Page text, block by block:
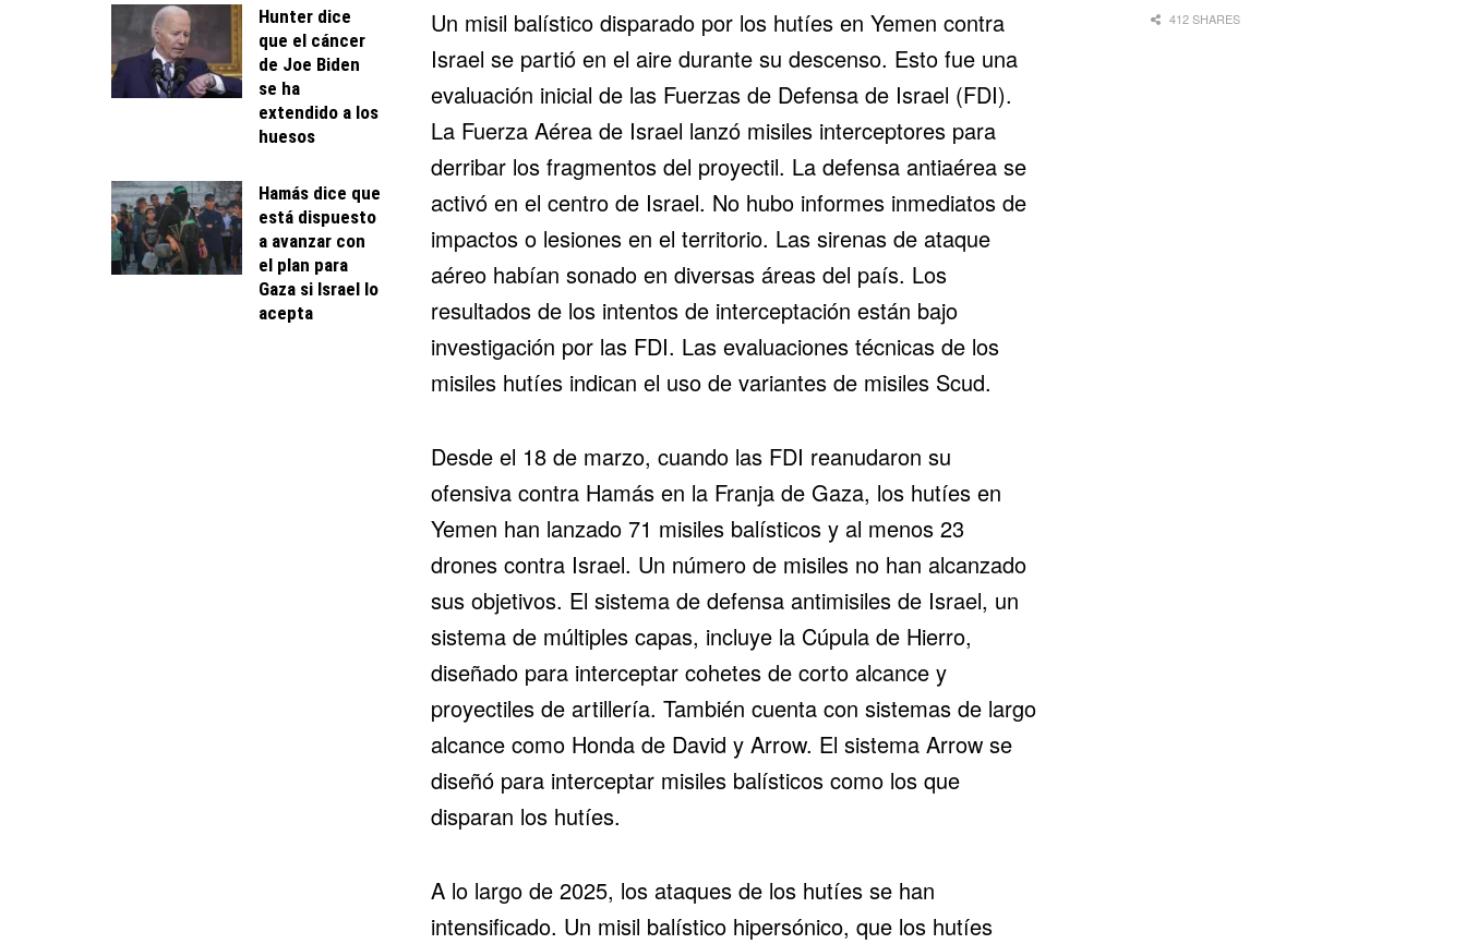
Un misil balístico disparado por los hutíes en Yemen contra
Israel se partió en el aire durante su descenso. Esto fue una
evaluación inicial de las Fuerzas de Defensa de Israel (FDI).
La Fuerza Aérea de Israel lanzó misiles interceptores para
derribar los fragmentos del proyectil. La defensa antiaérea se
activó en el centro de Israel. No hubo informes inmediatos de
impactos o lesiones en el territorio. Las sirenas de ataque
aéreo habían sonado en diversas áreas del país. Los
resultados de los intentos de interceptación están bajo
investigación por las FDI. Las evaluaciones técnicas de los
misiles hutíesindican el uso de variantes de misiles Scud.
Desde el 18 de marzo, cuando las FDI reanudaron su
ofensiva contra Hamás en la Franja de Gaza, los hutíes en
Yemen han lanzado 71 misiles balísticos y al menos 23
drones contra Israel. Un número de misiles no han alcanzado
sus objetivos. El sistema de defensa antimisiles de Israel, un
sistema de múltiples capas, incluye la Cúpula de Hierro,
diseñado para interceptar cohetes de corto alcance y
proyectiles de artillería. También cuenta con sistemas de largo
alcance como Honda de David y Arrow. El sistema Arrowse
diseñó para interceptar misiles balísticos como los que
disparan los hutíes.
A lo largo de 2025, los ataques de los hutíes se han
intensificado. Un misil balístico hipersónico, que los hutíes
Hunter dice
que el cáncer
de Joe Biden
se ha
extendido a los
huesos
Hamás dice que
está dispuesto
a avanzar con
el plan para
Gaza si Israel lo
acepta
412 SHARES